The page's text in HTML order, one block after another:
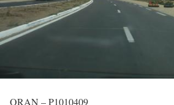
ORAN – P1010409